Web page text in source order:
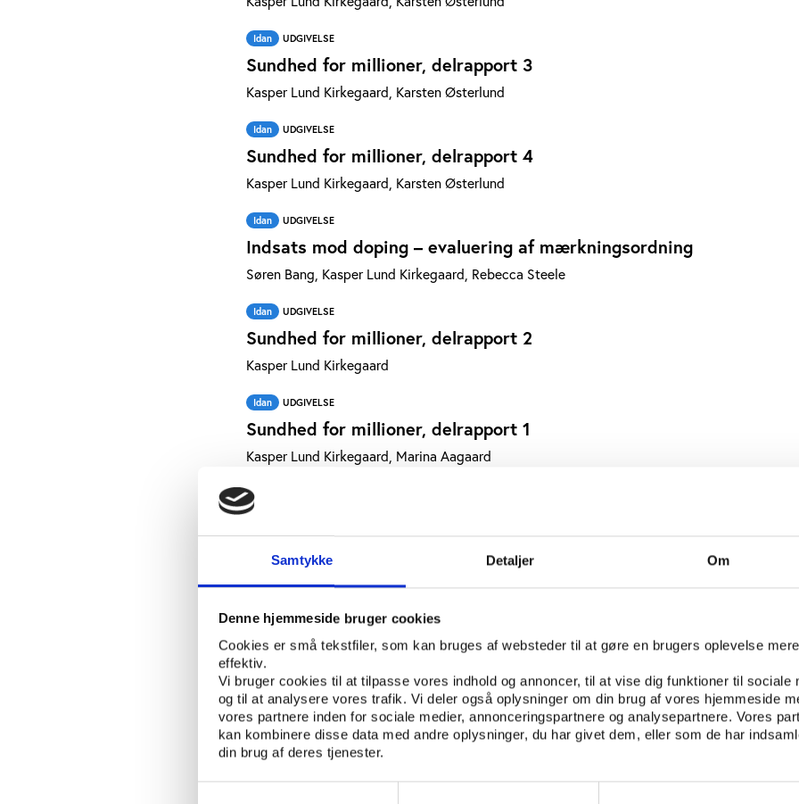
Samtykke Detaljer Om
Denne hjemmeside bruger cookies
Cookies er små tekstfiler, som kan bruges af websteder til at gøre en brugers oplevelse mere
effektiv.
Vi bruger cookies til at tilpasse vores indhold og annoncer, til at vise dig funktioner til sociale
og til at analysere vores trafik. Vi deler også oplysninger om din brug af vores hjemmeside
vores partnere inden for sociale medier, annonceringspartnere og analysepartnere. Vores
kan kombinere disse data med andre oplysninger, du har givet dem, eller som de har
din brug af deres tjenester.
Idan UDGIVELSE
Sundhed for millioner, delrapport 3
Kasper Lund Kirkegaard, Karsten Østerlund
Idan UDGIVELSE
Sundhed for millioner, delrapport 4
Kasper Lund Kirkegaard, Karsten Østerlund
Idan UDGIVELSE
Indsats mod doping – evaluering af mærkningsordning
Søren Bang, Kasper Lund Kirkegaard, Rebecca Steele
Idan UDGIVELSE
Sundhed for millioner, delrapport 2
Kasper Lund Kirkegaard
Idan UDGIVELSE
Sundhed for millioner, delrapport 1
Kasper Lund Kirkegaard, Marina Aagaard
Idan
Skattefri arbejdsgiverbetalt motion
Idan UDGIVELSE
Evaluering af DGI træningskultur
Kasper Lund Kirkegaard
Idan UDGIVELSE
Fra muskelmasse til massebevægelse
Kasper Lund Kirkegaard